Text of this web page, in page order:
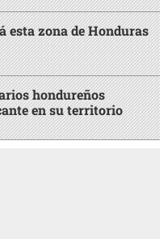
esta zona de Honduras
hondureños
en su territorio